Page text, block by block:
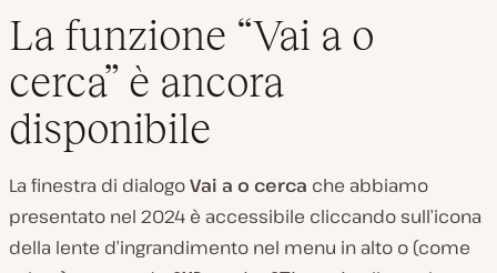
La funzione “Vai a o
cerca” è ancora
disponibile
La finestra di dialogoVai a o cerca che abbiamo
presentato nel 2024 è accessibile cliccando sull’icona
della lente d’ingrandimento nel menu in alto o (come